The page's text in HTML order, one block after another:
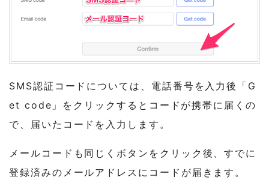
SMS認証コードについては、電話番号を入力後「G
et code」をクリックするとコードが携帯に届くの
で、届いたコードを入力します。
メールコードも同じくボタンをクリック後、すでに
登録済みのメールアドレスにコードが届きます。